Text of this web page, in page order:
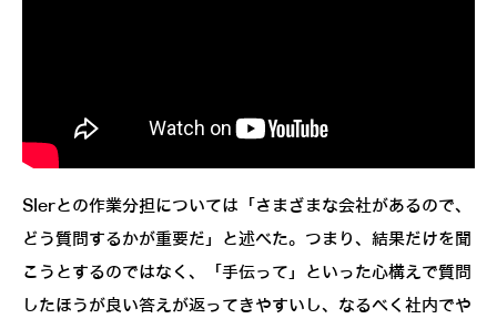
SIerとの作業分担については「さまざまな会社があるので、
どう質問するかが重要だ」と述べた。つまり、結果だけを聞
こうとするのではなく、「手伝って」といった心構えで質問
したほうが良い答えが返ってきやすいし、なるべく社内でや